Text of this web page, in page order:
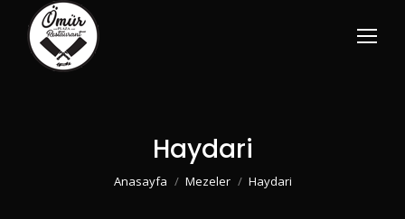
Haydari
You are here:
Anasayfa Mezeler Haydari